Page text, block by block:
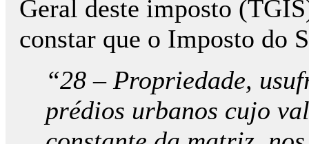
Geral deste imposto
constar que o Imposto do
“28 – Propriedade,
prédios urbanos cujo